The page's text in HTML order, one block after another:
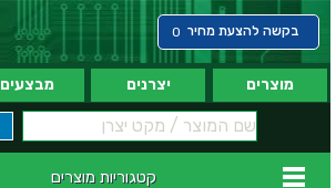
בקשה להצעת מחיר 0
מוצרים יצרנים מבצעים
קטגוריות מוצרים